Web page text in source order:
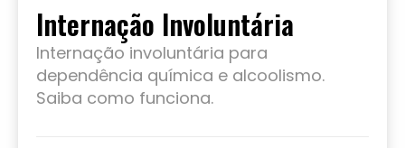
Internação Involuntária
Internação involuntária para
dependência química e alcoolismo.
Saiba como funciona.